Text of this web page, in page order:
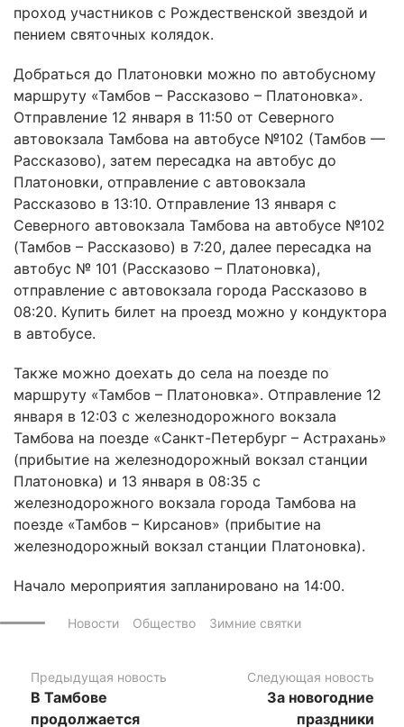
проход участников с Рождественской звездой и
пением святочных колядок.
Добраться до Платоновки можно по автобусному
маршруту «Тамбов – Рассказово – Платоновка».
Отправление 12 января в 11:50 от Северного
автовокзала Тамбова на автобусе №102 (Тамбов —
Рассказово), затем пересадка на автобус до
Платоновки, отправление с автовокзала
Рассказово в 13:10. Отправление 13 января с
Северного автовокзала Тамбова на автобусе №102
(Тамбов – Рассказово) в 7:20, далее пересадка на
автобус № 101 (Рассказово – Платоновка),
отправление с автовокзала города Рассказово в
08:20. Купить билет на проезд можно у кондуктора
в автобусе.
Также можно доехать до села на поезде по
маршруту «Тамбов – Платоновка». Отправление 12
января в 12:03 с железнодорожного вокзала
Тамбова на поезде «Санкт-Петербург – Астрахань»
(прибытие на железнодорожный вокзал станции
Платоновка) и 13 января в 08:35 с
железнодорожного вокзала города Тамбова на
поезде «Тамбов – Кирсанов» (прибытие на
железнодорожный вокзал станции Платоновка).
Начало мероприятия запланировано на 14:00.
Новости Общество Зимние святки
Предыдущая новость
В Тамбове
продолжается
Следующая новость
За новогодние
праздники